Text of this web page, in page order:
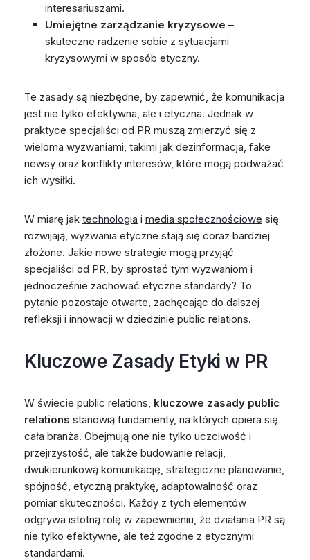
interesariuszami.
Umiejętne zarządzanie kryzysowe –
skuteczne radzenie sobie z sytuacjami
kryzysowymi w sposób etyczny.
Te zasady są niezbędne, by zapewnić, że komunikacja
jest nie tylko efektywna, ale i etyczna. Jednak w
praktyce specjaliści od PR muszą zmierzyć się z
wieloma wyzwaniami, takimi jak dezinformacja, fake
newsy oraz konflikty interesów, które mogą podważać
ich wysiłki.
W miarę jak technologia i media społecznościowe się
rozwijają, wyzwania etyczne stają się coraz bardziej
złożone. Jakie nowe strategie mogą przyjąć
specjaliści od PR, by sprostać tym wyzwaniom i
jednocześnie zachować etyczne standardy? To
pytanie pozostaje otwarte, zachęcając do dalszej
refleksji i innowacji w dziedzinie public relations.
Kluczowe Zasady Etyki w PR
W świecie public relations, kluczowe zasady public
relations stanowią fundamenty, na których opiera się
cała branża. Obejmują one nie tylko uczciwość i
przejrzystość, ale także budowanie relacji,
dwukierunkową komunikację, strategiczne planowanie,
spójność, etyczną praktykę, adaptowalność oraz
pomiar skuteczności. Każdy z tych elementów
odgrywa istotną rolę w zapewnieniu, że działania PR są
nie tylko efektywne, ale też zgodne z etycznymi
standardami.